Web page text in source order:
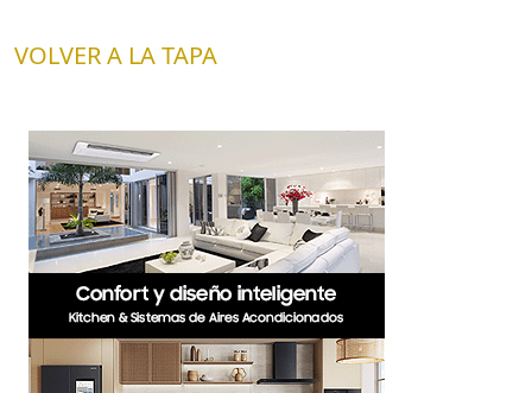
VOLVER A LA TAPA